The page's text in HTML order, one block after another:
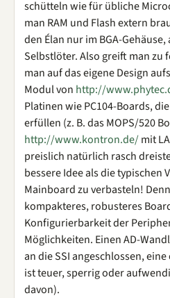
schütteln wie für übliche
man RAM und Flash extern
den Élan nur im BGA-
Selbstlöter. Also greift man zu
man auf das eigene Design
Modul von http://
Platinen wie PC104-Boards,
erfüllen (z. B. das MOPS/520
http://www.kontron.de/mit
preislich natürlich rasch
bessere Idee als die typischen
Mainboard zu verbasteln!
kompakteres, robusteres
Konfigurierbarkeit der
Möglichkeiten. Einen AD-
an die SSI angeschlossen,
ist teuer, sperrig oder
davon).